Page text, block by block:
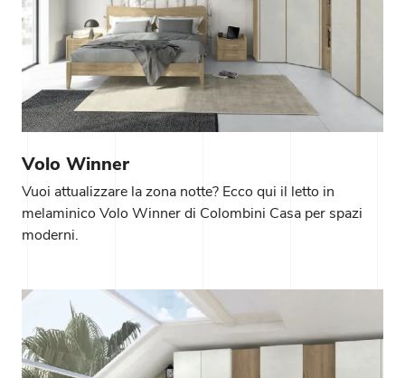
Volo Winner
Vuoi attualizzare la zona notte? Ecco qui il letto in
melaminico Volo Winner di Colombini Casa per spazi
moderni.